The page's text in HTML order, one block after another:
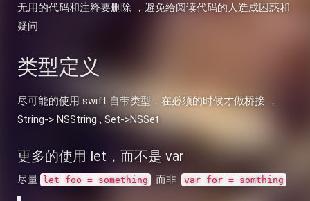
无用的代码和注释要删除 ，避免给阅读代码的人造成困惑和
疑问
类型定义
尽可能的使用 swift 自带类型，在必须的时候才做桥接 ，
String-> NSString , Set->NSSet
更多的使用 let，而不是 var
尽量 let foo = something 而非 var for = somthing